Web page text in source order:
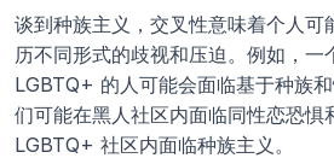
谈到种族主义，交叉性意味着个人可
历不同形式的歧视和压迫。例如，一
LGBTQ+ 的人可能会面临基于种族
们可能在黑人社区内面临同性恋恐惧
LGBTQ+ 社区内面临种族主义。